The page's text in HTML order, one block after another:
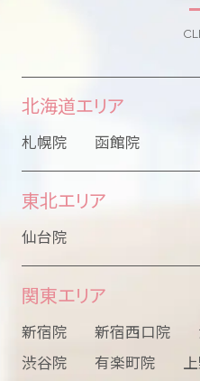
北海道エリア
札幌院 函館院
東北エリア
仙台院
関東エリア
新宿院 新宿西口院
渋谷院
有楽町院